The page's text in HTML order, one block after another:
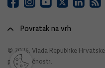
Povratak na vrh
© 2026. Vlada Republike Hrvatske.
pristupačnosti